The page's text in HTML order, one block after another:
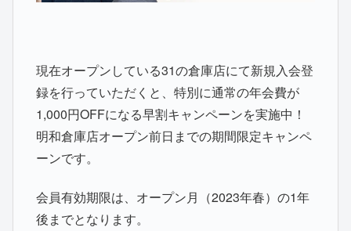
現在オープンしている31の倉庫店にて新規入会登
録を行っていただくと、特別に通常の年会費が
1,000円OFFになる早割キャンペーンを実施中！
明和倉庫店オープン前日までの期間限定キャンペ
ーンです。
会員有効期限は、オープン月（2023年春）の1年
後までとなります。